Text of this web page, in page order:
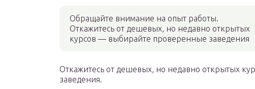
Обращайте внимание на опыт работы.
Откажитесь от дешевых, но недавно открытых
курсов — выбирайте проверенные заведения
Откажитесь от дешевых, но недавно открытых
заведения.